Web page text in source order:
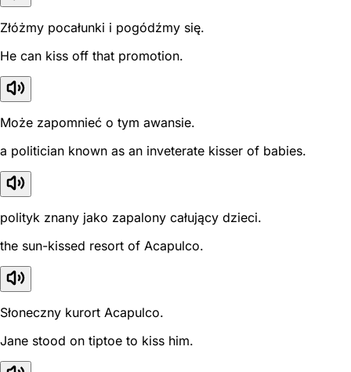
Złóżmy pocałunki i pogódźmy się.
He can kiss off that promotion.
Może zapomnieć o tym awansie.
a politician known as an inveterate kisser of babies.
polityk znany jako zapalony całujący dzieci.
the sun-kissed resort of Acapulco.
Słoneczny kurort Acapulco.
Jane stood on tiptoe to kiss him.